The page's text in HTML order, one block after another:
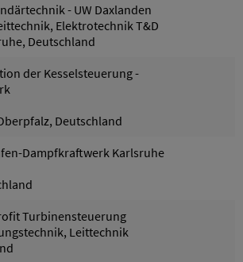
- UW Daxlanden
Elektrotechnik T&D
Deutschland
der Kesselsteuerung -
Deutschland
Dampfkraftwerk Karlsruhe
Turbinensteuerung
Leittechnik